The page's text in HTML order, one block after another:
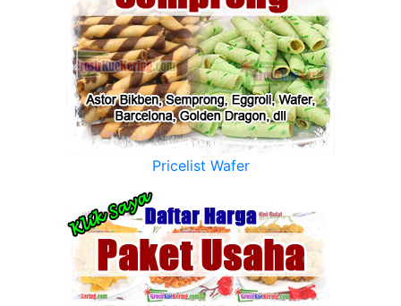
Pricelist Wafer